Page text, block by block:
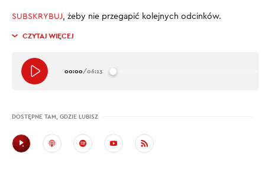
SUBSKRYBUJ, żeby nie przegapić kolejnych odcinków.
CZYTAJ WIĘCEJ
00:00/06:13
DOSTĘPNE TAM, GDZIE LUBISZ